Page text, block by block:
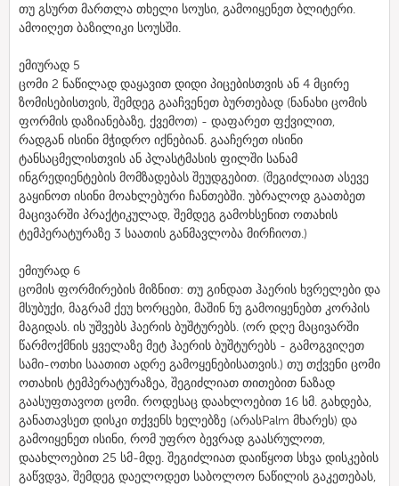
თუ გსურთ მართლა თხელი სოუსი, გამოიყენეთ ბლიტერი.
ამოიღეთ ბაზილიკი სოუსში.
ემიურად 5
ცომი 2 ნაწილად დაყავით დიდი პიცებისთვის ან 4 მცირე
ზომისებისთვის, შემდეგ გააჩვენეთ ბურთებად (ნანახი ცომის
ფორმის დაზიანებაზე, ქვემოთ) - დაფარეთ ფქვილით,
რადგან ისინი მჭიდრო იქნებიან. გააჩერეთ ისინი
ტანსაცმელისთვის ან პლასტმასის ფილში სანამ
ინგრედიენტების მომზადებას შეუდგებით. (შეგიძლიათ ასევე
გაყინოთ ისინი მოახლებური ჩანთებში. უბრალოდ გაათბეთ
მაცივარში პრაქტიკულად, შემდეგ გამოხსენით ოთახის
ტემპერატურაზე 3 საათის განმავლობა მირჩიოთ.)
ემიურად 6
ცომის ფორმირების მიზნით: თუ გინდათ ჰაერის ხვრელები და
მსუბუქი, მაგრამ ქეუ ხორცები, მაშინ ნუ გამოიყენებთ კორპის
მაგიდას. ის უშვებს ჰაერის ბუშტურებს. (ორ დღე მაცივარში
წარმოქმნის ყველაზე მეტ ჰაერის ბუშტურებს - გამოგვიღეთ
სამი-ოთხი საათით ადრე გამოყენებისათვის.) თუ თქვენი ცომი
ოთახის ტემპერატურაზეა, შეგიძლიათ თითებით ნაზად
გაასუფთავოთ ცომი. როდესაც დაახლოებით 16 სმ. გახდება,
განათავსეთ დისკი თქვენს ხელებზე (არასPalm მხარეს) და
გამოიყენეთ ისინი, რომ უფრო ბევრად გაასრულოთ,
დაახლოებით 25 სმ-მდე. შეგიძლიათ დაიწყოთ სხვა დისკების
გაწვდვა, შემდეგ დაელოდეთ საბოლოო ნაწილის გაკეთებას,